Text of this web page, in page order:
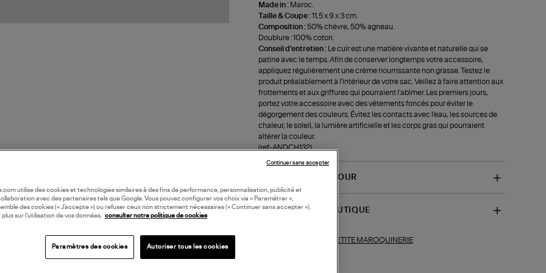
Made in : Maroc.
Taille & Coupe :11,5 x 9 x 3 cm.
Composition :50% chèvre, 50% agneau.
Doublure : 100% coton.
Conseil d'entretien :
Le cuir est une matière vivante et naturelle qui se
patine avec le temps. Afin de conserver longtemps votre accessoire,
appliquez régulièrement une crème nourrissante non grasse. Testez le
produit préalablement à l'intérieur de votre sac. Veillez à faire attention aux
frottements et aux griffures qui pourraient l'abîmer. Les premiers jours,
portez votre accessoire avec des vêtements foncés pour éviter le
dégorgement des couleurs. Évitez les contacts avec l'eau, les sources de
chaleur, le soleil, la lumière artificielle et les corps gras qui pourraient
altérer la couleur.
(ref-ANDCH132)
LIVRAISON ET RETOUR
DISPONIBILITÉ BOUTIQUE
PETITE MAROQUINERIE
utilise des cookies et technologies similaires à des fins de performance, personnalisation, publicité et
avec des partenaires tels que Google. Vous pouvez configurer vos choix via « Paramétrer »,
des cookies (« J’accepte ») ou refuser ceux non strictement nécessaires (« Continuer sans accepter »).
plus sur l’utilisation de vos données, consulter notre politique de cookies
Paramètres des cookies Autoriser tous les cookies
Continuer sans accepter